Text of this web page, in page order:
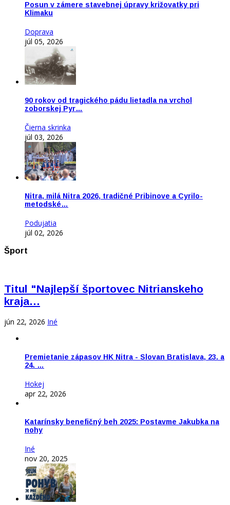
Posun v zámere stavebnej úpravy križovatky pri
Klimaku
Doprava
júl 05, 2026
90 rokov od tragického pádu lietadla na vrchol
zoborskej Pyr…
Čierna skrinka
júl 03, 2026
Nitra, milá Nitra 2026, tradičné Pribinove a Cyrilo-
metodské…
Podujatia
júl 02, 2026
Šport
Titul "Najlepší športovec Nitrianskeho
kraja…
jún 22, 2026 Iné
Premietanie zápasov HK Nitra - Slovan Bratislava, 23. a
24. …
Hokej
apr 22, 2026
Katarínsky benefičný beh 2025: Postavme Jakubka na
nohy
Iné
nov 20, 2025